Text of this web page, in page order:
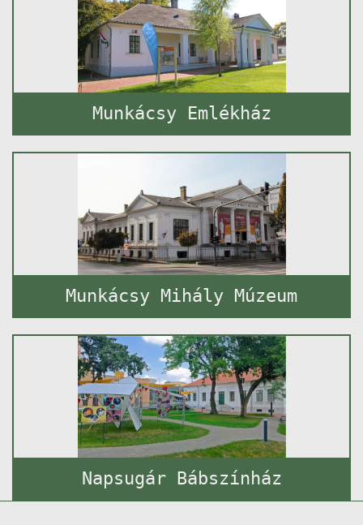
Munkácsy Emlékház
Munkácsy Mihály Múzeum
Napsugár Bábszínház